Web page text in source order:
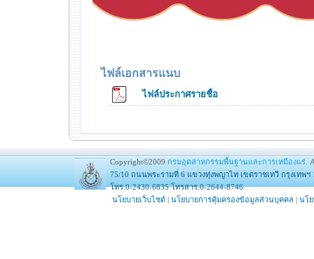
ไฟล์เอกสารแนบ
ไฟล์ประกาศรายชื่อ
Copyright©2009 กรมอุตสาหกรรมพื้นฐานและการเหมืองแร่.
75/10 ถนนพระรามที่ 6 แขวงทุ่งพญาไท เขตราชเทวี กรุงเทพฯ
โทร.0-2430-6835 โทรสาร.0-2644-8746
นโยบายเว็บไซต์ | นโยบายการคุ้มครองข้อมูลส่วนบุคคล | นโ